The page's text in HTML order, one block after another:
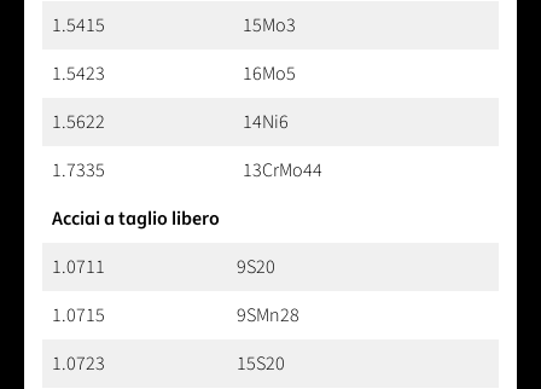
1.5415
15Mo3
1.5423
16Mo5
1.5622
14Ni6
1.7335
13CrMo44
Acciai a taglio libero
1.0711
9S20
1.0715
9SMn28
1.0723
15S20